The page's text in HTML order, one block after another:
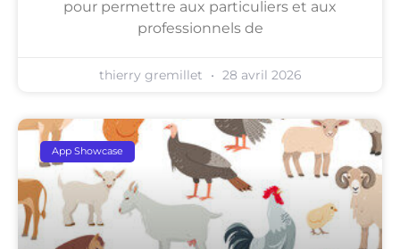
pour permettre aux particuliers et aux
professionnels de
thierry gremillet 28 avril 2026
App Showcase